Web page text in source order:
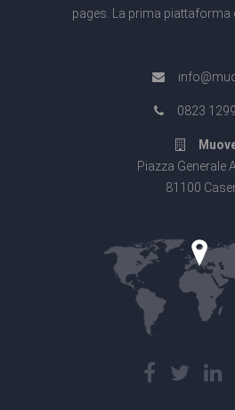
pages. La prima piattaforma
0823
Piazza Generale
81100